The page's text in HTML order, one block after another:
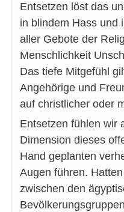
Entsetzen löst das
in blindem Hass und
aller Gebote der
Menschlichkeit
Das tiefe Mitgefühl
Angehörige und
auf christlicher oder
Entsetzen fühlen wir
Dimension dieses
Hand geplanten
Augen führen.
zwischen den